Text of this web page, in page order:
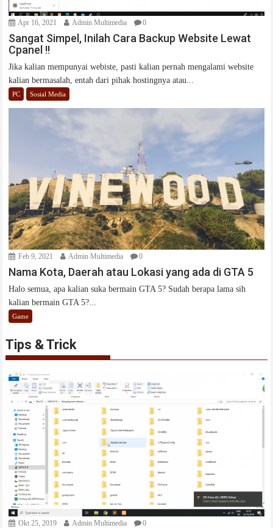
Apr 16, 2021 Admin Multimedia 0
Sangat Simpel, Inilah Cara Backup Website Lewat
Cpanel !!
Jika kalian mempunyai webiste, pasti kalian pernah mengalami website
kalian bermasalah, entah dari pihak hostingnya atau...
PC Sosial Media
Feb 9, 2021 Admin Multimedia 0
Nama Kota, Daerah atau Lokasi yang ada di GTA 5
Halo semua, apa kalian suka bermain GTA 5? Sudah berapa lama sih
kalian bermain GTA 5?...
Game
Tips & Trick
Okt 25, 2019 Admin Multimedia 0